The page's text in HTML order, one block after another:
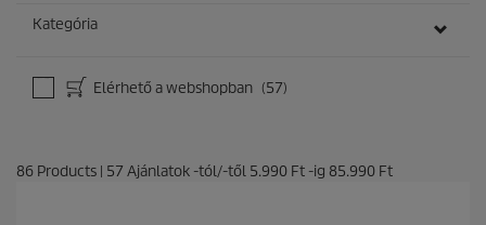
Kategória
Elérhető a webshopban (57)
86 Products | 57 Ajánlatok -tól/-től 5.990 Ft -ig 85.990 Ft